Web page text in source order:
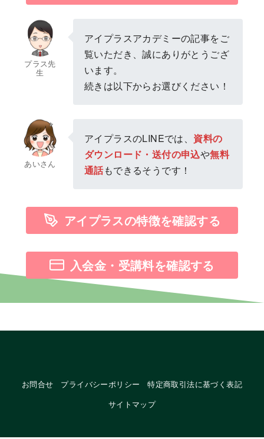
プラス先
生
アイプラスアカデミーの記事をご
覧いただき、誠にありがとうござ
います。
続きは以下からお選びください！
あいさん
アイプラスのLINEでは、 資料の
ダウンロード・送付の申込や無料
通話もできるそうです！
アイプラスの特徴を確認する
入会金・受講料を確認する
お問合せ プライバシーポリシー
特定商取引法に基づく表記
サイトマップ